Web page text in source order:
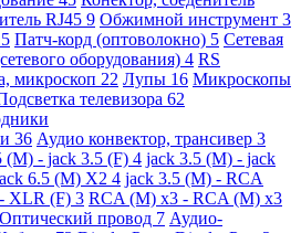
RJ45 9 Обжимной инструмент 3
Патч-корд (оптоволокно) 5 Сетевая
оборудования) 4 RS
микроскоп 22 Лупы 16 Микроскопы
телевизора 62
36 Аудио конвектор, трансивер 3
(M) - jack 3.5 (F) 4 jack 3.5 (M) - jack
6.5 (M) X2 4 jack 3.5 (M) - RCA
XLR (F) 3 RCA (M) x3 - RCA (M) x3
Оптический провод 7 Аудио-